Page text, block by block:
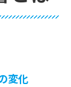
変化